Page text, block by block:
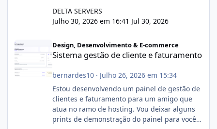
DELTA SERVERS
Julho 30, 2026 em 16:41 Jul 30, 2026
Design, Desenvolvimento & E-commerce
Sistema gestão de cliente e faturamento
bernardes10· Julho 26, 2026 em 15:34
Estou desenvolvendo um painel de gestão de
clientes e faturamento para um amigo que
atua no ramo de hosting. Vou deixar alguns
prints de demonstração do painel para vocês